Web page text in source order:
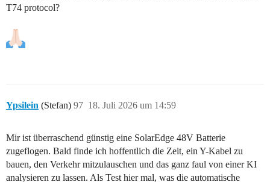
T74 protocol?
Ypsilein (Stefan) 18. Juli 2026 um 14:59
97
Mir ist überraschend günstig eine SolarEdge 48V Batterie
zugeflogen. Bald finde ich hoffentlich die Zeit, ein Y-Kabel zu
bauen, den Verkehr mitzulauschen und das ganz faul von einer KI
analysieren zu lassen. Als Test hier mal, was die automatische